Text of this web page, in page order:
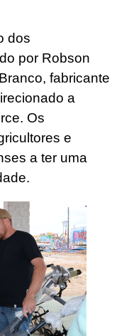
dos
por Robson
fabricante
a
Os
e
a ter uma